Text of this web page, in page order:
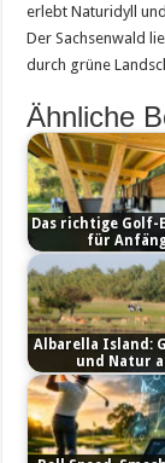
erlebt Naturidyll
Der Sachsenwald
durch grüne
Ähnliche
Das richtige Golf-
für
Albarella Island:
und Natur